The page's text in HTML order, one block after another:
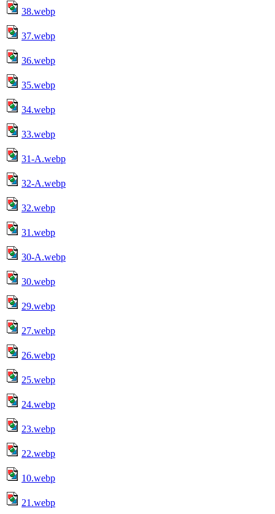
38.webp
37.webp
36.webp
35.webp
34.webp
33.webp
31-A.webp
32-A.webp
32.webp
31.webp
30-A.webp
30.webp
29.webp
27.webp
26.webp
25.webp
24.webp
23.webp
22.webp
10.webp
21.webp